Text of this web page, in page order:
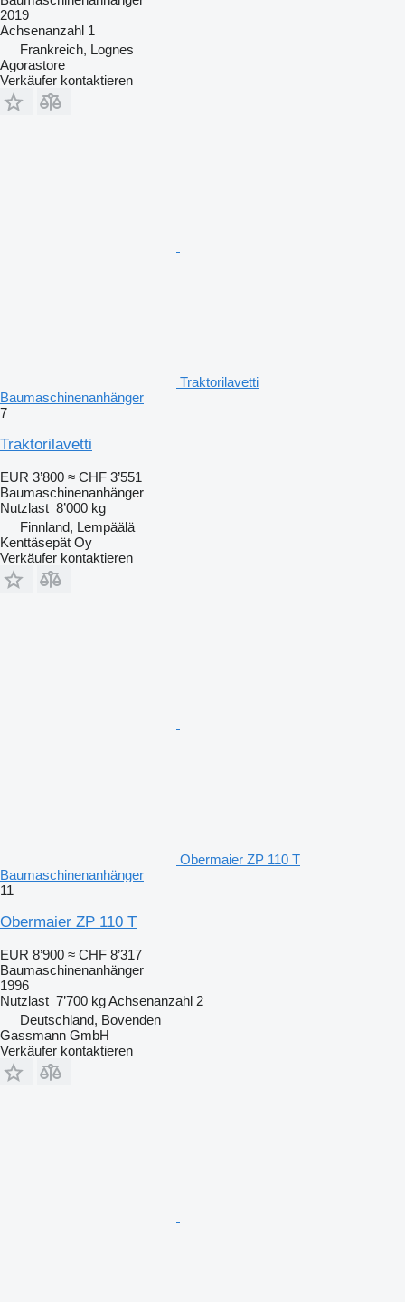
2019
Achsenanzahl 1
Frankreich, Lognes
Agorastore
Verkäufer kontaktieren
Traktorilavetti
Baumaschinenanhänger
7
Traktorilavetti
EUR 3’800 ≈ CHF 3’551
Baumaschinenanhänger
Nutzlast 8’000 kg
Finnland, Lempäälä
Kenttäsepät Oy
Verkäufer kontaktieren
Obermaier ZP 110 T
Baumaschinenanhänger
11
Obermaier ZP 110 T
EUR 8’900 ≈ CHF 8’317
Baumaschinenanhänger
1996
Nutzlast 7’700 kgAchsenanzahl 2
Deutschland, Bovenden
Gassmann GmbH
Verkäufer kontaktieren